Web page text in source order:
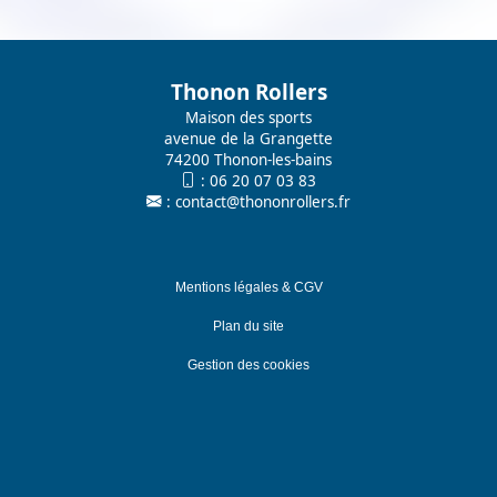
Thonon Rollers
Maison des sports
avenue de la Grangette
74200 Thonon-les-bains
: 06 20 07 03 83
: contact@thononrollers.fr
Mentions légales & CGV
Plan du site
Gestion des cookies